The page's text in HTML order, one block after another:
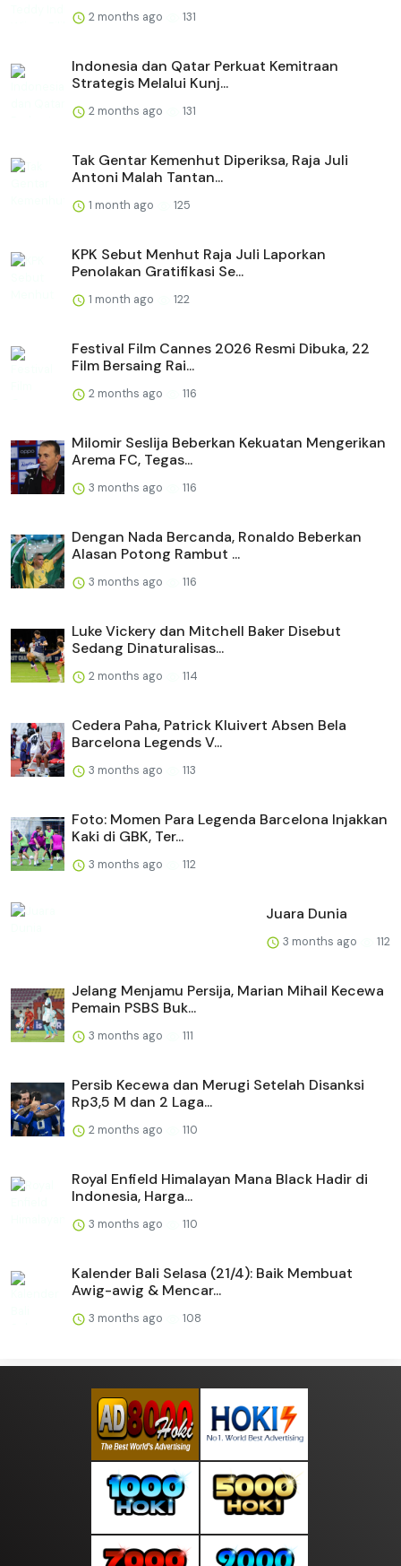
2 months ago 131
Indonesia dan Qatar Perkuat Kemitraan
Strategis Melalui Kunj...
2 months ago 131
Tak Gentar Kemenhut Diperiksa, Raja Juli
Antoni Malah Tantan...
1 month ago 125
KPK Sebut Menhut Raja Juli Laporkan
Penolakan Gratifikasi Se...
1 month ago 122
Festival Film Cannes 2026 Resmi Dibuka, 22
Film Bersaing Rai...
2 months ago 116
Milomir Seslija Beberkan Kekuatan Mengerikan
Arema FC, Tegas...
3 months ago 116
Dengan Nada Bercanda, Ronaldo Beberkan
Alasan Potong Rambut ...
3 months ago 116
Luke Vickery dan Mitchell Baker Disebut
Sedang Dinaturalisas...
2 months ago 114
Cedera Paha, Patrick Kluivert Absen Bela
Barcelona Legends V...
3 months ago 113
Foto: Momen Para Legenda Barcelona Injakkan
Kaki di GBK, Ter...
3 months ago 112
Juara Dunia
3 months ago 112
Jelang Menjamu Persija, Marian Mihail Kecewa
Pemain PSBS Buk...
3 months ago 111
Persib Kecewa dan Merugi Setelah Disanksi
Rp3,5 M dan 2 Laga...
2 months ago 110
Royal Enfield Himalayan Mana Black Hadir di
Indonesia, Harga...
3 months ago 110
Kalender Bali Selasa (21/4): Baik Membuat
Awig-awig & Mencar...
3 months ago 108